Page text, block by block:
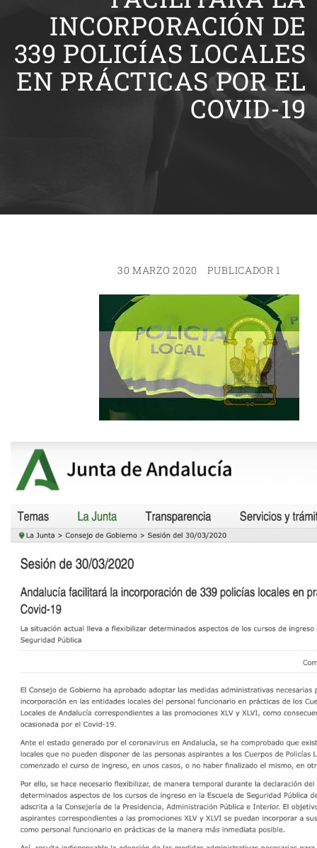
INCORPORACIÓN DE
339 POLICÍAS LOCALES
EN PRÁCTICAS POR EL
COVID-19
30 MARZO 2020 PUBLICADOR 1